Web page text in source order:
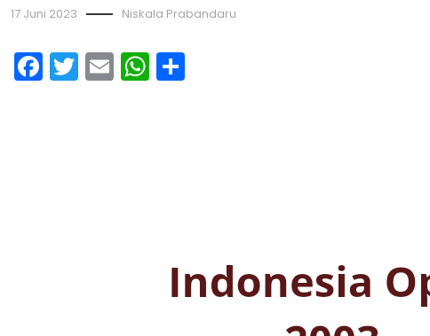
17 Juni 2023 Niskala Prabandaru
Facebook
Twitter
EmailWhatsApp